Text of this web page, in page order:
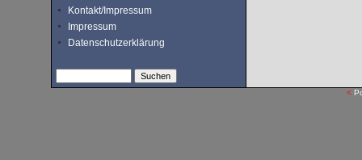
Kontakt/Impressum
Impressum
Datenschutzerklärung
<